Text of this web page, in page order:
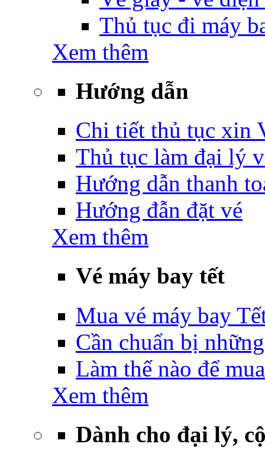
Thủ tục đi máy
Xem thêm
Hướng dẫn
Chi tiết thủ tục xin
Thủ tục làm đại lý
Hướng dẫn thanh
Hướng đẫn đặt vé
Xem thêm
Vé máy bay tết
Mua vé máy bay
Cần chuẩn bị
Làm thế nào để
Xem thêm
Dành cho đại lý,